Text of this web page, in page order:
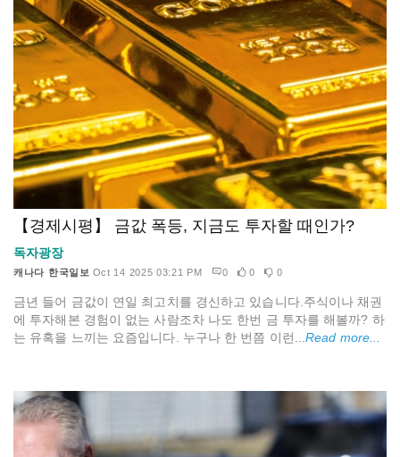
【경제시평】 금값 폭등, 지금도 투자할 때인가?
독자광장
캐나다 한국일보 Oct 14 2025 03:21 PM 0 0 0
금년 들어 금값이 연일 최고치를 경신하고 있습니다.주식이나 채권
에 투자해본 경험이 없는 사람조차 나도 한번 금 투자를 해볼까? 하
는 유혹을 느끼는 요즘입니다. 누구나 한 번쯤 이런...Read more...